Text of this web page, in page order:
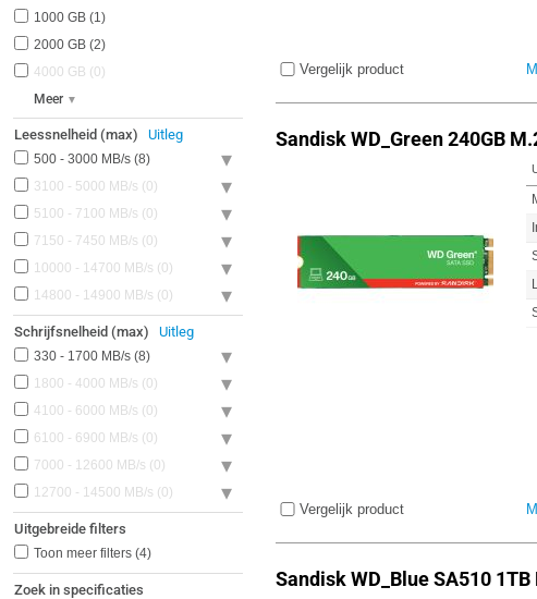
1000 GB 1
2000 GB 2
4000 GB
0
Meer
Leessnelheid (max) Uitleg
500 - 3000 MB/s 8
3100 - 5000 MB/s
0
5100 - 7100 MB/s
0
7150 - 7450 MB/s
0
10000 - 14700 MB/s
0
14800 - 14900 MB/s
0
Schrijfsnelheid (max) Uitleg
330 - 1700 MB/s 8
1800 - 4000 MB/s
0
4100 - 6000 MB/s
0
6100 - 6900 MB/s
0
7000 - 12600 MB/s
0
12700 - 14500 MB/s
0
Uitgebreide filters
Toon meer filters (4)
Zoek in specificaties
Vergelijk product
Sandisk WD_Green 240GB
Vergelijk product
Sandisk WD_Blue SA510 1TB